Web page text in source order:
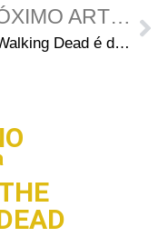
PRÓXIMO ARTIGO
The Walking Dead é destaque na cerimônia de premiação do Saturn Awards 2015